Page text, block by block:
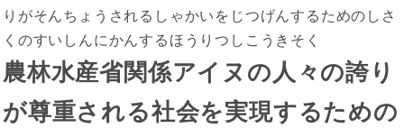
りがそんちょうされるしゃかいをじつげんするためのしさ
くのすいしんにかんするほうりつしこうきそく
農林水産省関係アイヌの人々の誇り
が尊重される社会を実現するための